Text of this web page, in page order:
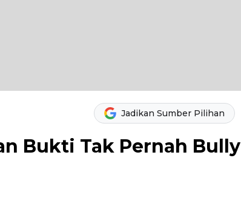
Jadikan Sumber Pilihan
Bukti Tak Pernah Bully